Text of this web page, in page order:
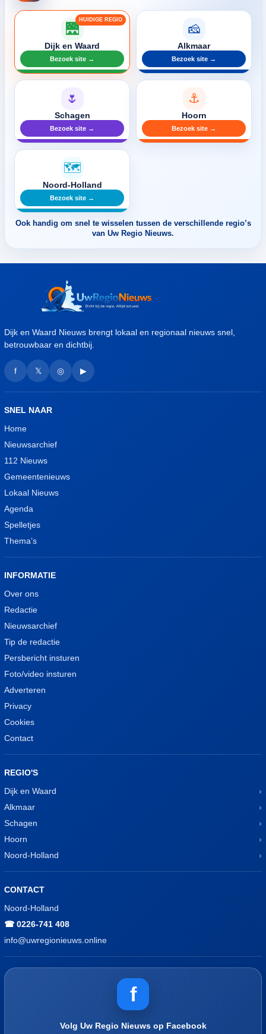
🌉
Dijk en Waard
Bezoek site →
🧀
Alkmaar
Bezoek site →
🌷
Schagen
Bezoek site →
⚓
Hoorn
Bezoek site →
🗺️
Noord-Holland
Bezoek site →
Ook handig om snel te wisselen tussen de verschillende regio’s
van Uw Regio Nieuws.
Dijk en Waard Nieuws brengt lokaal en regionaal nieuws snel,
betrouwbaar en dichtbij.
f 𝕏 ◎ ▶
SNEL NAAR
Home
Nieuwsarchief
112 Nieuws
Gemeentenieuws
Lokaal Nieuws
Agenda
Spelletjes
Thema’s
INFORMATIE
Over ons
Redactie
Nieuwsarchief
Tip de redactie
Persbericht insturen
Foto/video insturen
Adverteren
Privacy
Cookies
Contact
REGIO'S
Dijk en Waard
Alkmaar
Schagen
Hoorn
Noord-Holland
CONTACT
Noord-Holland
☎ 0226-741 408
info@uwregionieuws.online
f
Volg Uw Regio Nieuws op Facebook